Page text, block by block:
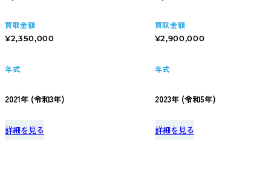
買取金額
¥2,350,000
年式
2021年 (令和3年)
詳細を見る
買取金額
¥2,900,000
年式
2023年 (令和5年)
詳細を見る